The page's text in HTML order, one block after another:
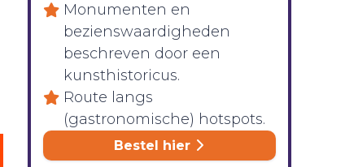
Monumenten en
bezienswaardigheden
beschreven door een
kunsthistoricus.
Route langs
(gastronomische) hotspots.
Bestel hier